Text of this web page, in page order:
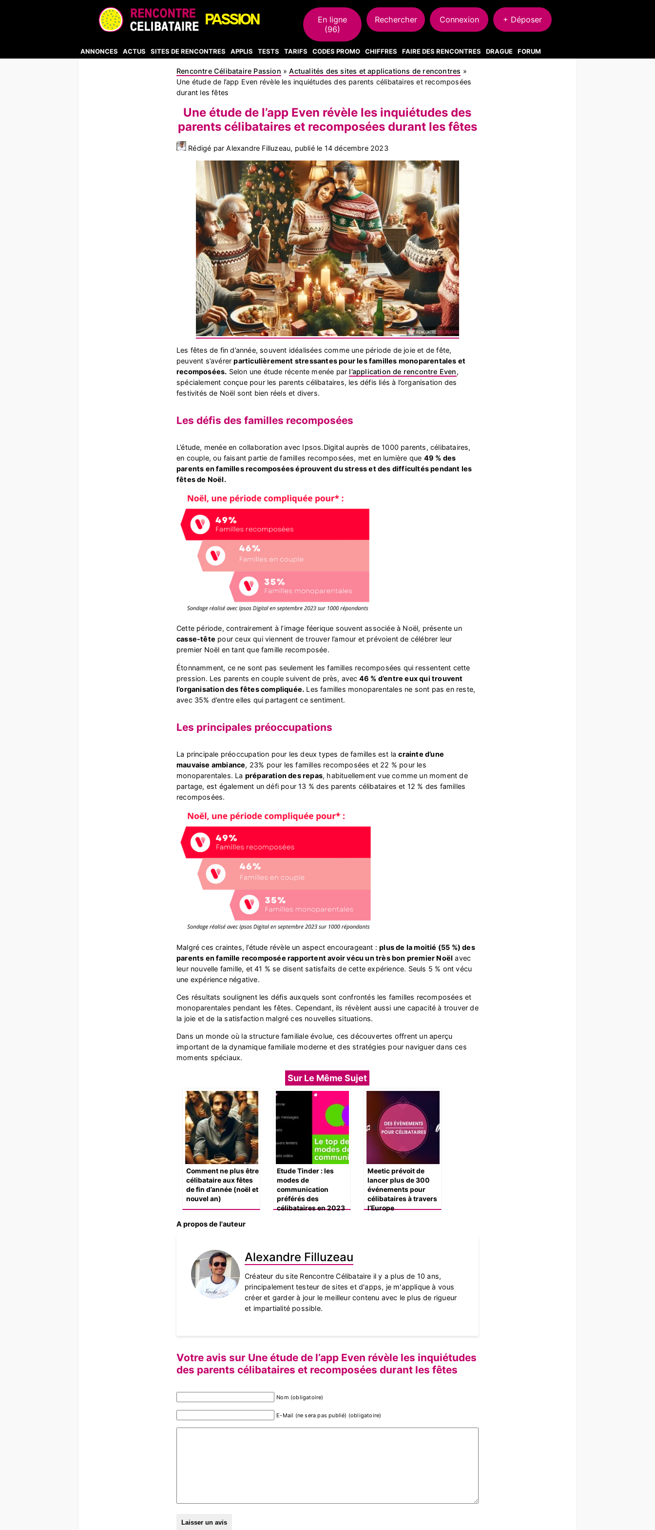
En ligne
(96)
Rechercher Connexion + Déposer
ANNONCES ACTUS SITES DE RENCONTRES APPLIS TESTS TARIFS CODES PROMO CHIFFRES FAIRE DES RENCONTRES DRAGUE FORUM
Rencontre Célibataire Passion »Actualités des sites et applications de rencontres »
Une étude de l’app Even révèle les inquiétudes des parents célibataires et recomposées
durant les fêtes
Une étude de l’app Even révèle les inquiétudes des
parents célibataires et recomposées durant les fêtes
Rédigé par Alexandre Filluzeau, publié le 14 décembre 2023
Les fêtes de fin d’année, souvent idéalisées comme une période de joie et de fête,
peuvent s’avérerparticulièrement stressantes pour les familles monoparentales et
recomposées. Selon une étude récente menée par l’application de rencontre Even,
spécialement conçue pour les parents célibataires, les défis liés à l’organisation des
festivités de Noël sont bien réels et divers.
Les défis des familles recomposées
L’étude, menée en collaboration avec Ipsos.Digital auprès de 1000 parents, célibataires,
en couple, ou faisant partie de familles recomposées, met en lumière que 49 % des
parents en familles recomposées éprouvent du stress et des difficultés pendant les
fêtes de Noël.
Cette période, contrairement à l’image féerique souvent associée à Noël, présente un
casse-tête pour ceux qui viennent de trouver l’amour et prévoient de célébrer leur
premier Noël en tant que famille recomposée.
Étonnamment, ce ne sont pas seulement les familles recomposées qui ressentent cette
pression. Les parents en couple suivent de près, avec 46 % d’entre eux qui trouvent
l’organisation des fêtes compliquée. Les familles monoparentales ne sont pas en reste,
avec 35% d’entre elles qui partagent ce sentiment.
Les principales préoccupations
La principale préoccupation pour les deux types de familles est lacrainte d’une
mauvaise ambiance, 23% pour les familles recomposées et 22 % pour les
monoparentales. La préparation des repas, habituellement vue comme un moment de
partage, est également un défi pour 13 % des parents célibataires et 12 % des familles
recomposées.
Malgré ces craintes, l’étude révèle un aspect encourageant :plus de la moitié (55 %) des
parents en famille recomposée rapportent avoir vécu un très bon premier Noël avec
leur nouvelle famille, et 41 % se disent satisfaits de cette expérience. Seuls 5 % ont vécu
une expérience négative.
Ces résultats soulignent les défis auxquels sont confrontés les familles recomposées et
monoparentales pendant les fêtes. Cependant, ils révèlent aussi une capacité à trouver de
la joie et de la satisfaction malgré ces nouvelles situations.
Dans un monde où la structure familiale évolue, ces découvertes offrent un aperçu
important de la dynamique familiale moderne et des stratégies pour naviguer dans ces
moments spéciaux.
Sur Le Même Sujet
Comment ne plus être
célibataire aux fêtes
de fin d’année (noël et
nouvel an)
Etude Tinder : les
modes de
communication
préférés des
célibataires en 2023
Meetic prévoit de
lancer plus de 300
événements pour
célibataires à travers
l’Europe
A propos de l'auteur
Alexandre Filluzeau
Créateur du site Rencontre Célibataire il y a plus de 10 ans,
principalement testeur de sites et d'apps, je m'applique à vous
créer et garder à jour le meilleur contenu avec le plus de rigueur
et impartialité possible.
Votre avis sur Une étude de l’app Even révèle les inquiétudes
des parents célibataires et recomposées durant les fêtes
Nom (obligatoire)
E-Mail (ne sera pas publié) (obligatoire)